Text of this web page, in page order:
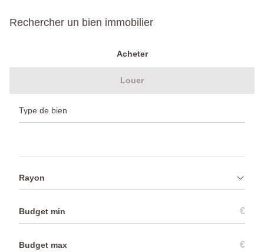
Rechercher un bien immobilier
Acheter
Louer
Rayon
€
€